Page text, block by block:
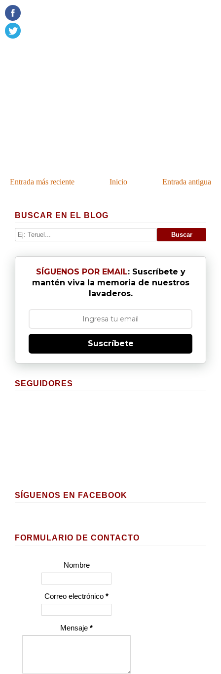
Entrada más reciente Entrada antigua
Inicio
BUSCAR EN EL BLOG
SÍGUENOS POR EMAIL: Suscríbete y
mantén viva la memoria de nuestros
lavaderos.
Suscríbete
SEGUIDORES
SÍGUENOS EN FACEBOOK
FORMULARIO DE CONTACTO
Nombre
Correo electrónico *
Mensaje *